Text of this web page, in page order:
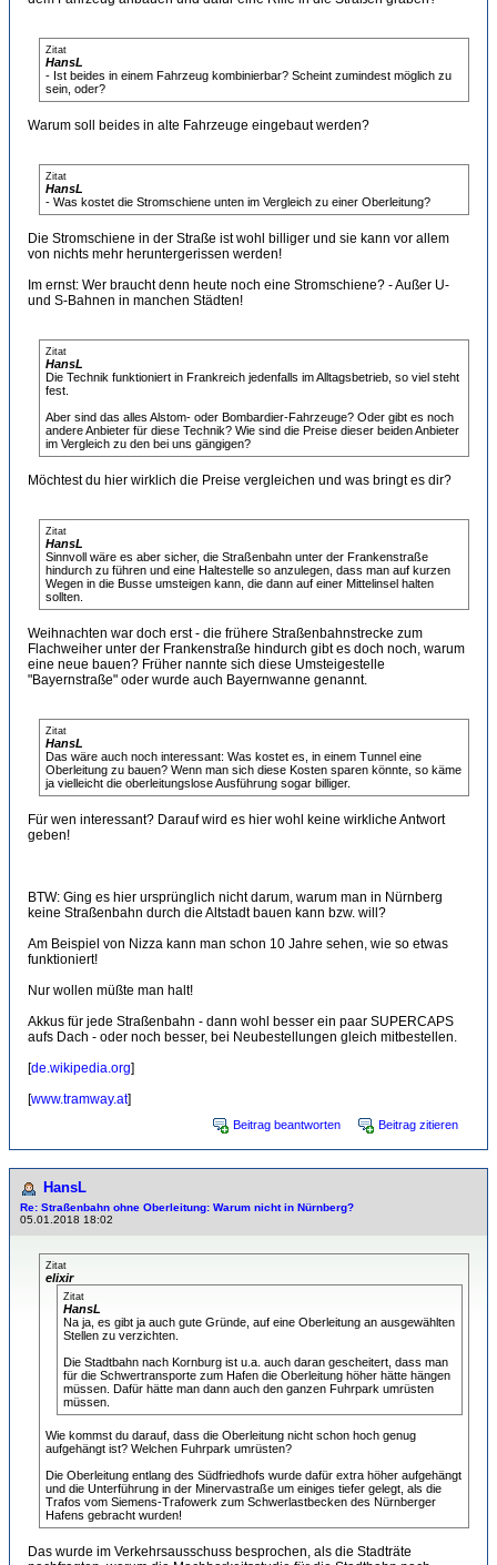
Zitat
HansL
- Ist beides in einem Fahrzeug kombinierbar? Scheint zumindest möglich zu
sein, oder?
Warum soll beides in alte Fahrzeuge eingebaut werden?
Zitat
HansL
- Was kostet die Stromschiene unten im Vergleich zu einer Oberleitung?
Die Stromschiene in der Straße ist wohl billiger und sie kann vor allem
von nichts mehr heruntergerissen werden!
Im ernst: Wer braucht denn heute noch eine Stromschiene? - Außer U-
und S-Bahnen in manchen Städten!
Zitat
HansL
Die Technik funktioniert in Frankreich jedenfalls im Alltagsbetrieb, so viel steht
fest.
Aber sind das alles Alstom- oder Bombardier-Fahrzeuge? Oder gibt es noch
andere Anbieter für diese Technik? Wie sind die Preise dieser beiden Anbieter
im Vergleich zu den bei uns gängigen?
Möchtest du hier wirklich die Preise vergleichen und was bringt es dir?
Zitat
HansL
Sinnvoll wäre es aber sicher, die Straßenbahn unter der Frankenstraße
hindurch zu führen und eine Haltestelle so anzulegen, dass man auf kurzen
Wegen in die Busse umsteigen kann, die dann auf einer Mittelinsel halten
sollten.
Weihnachten war doch erst - die frühere Straßenbahnstrecke zum
Flachweiher unter der Frankenstraße hindurch gibt es doch noch, warum
eine neue bauen? Früher nannte sich diese Umsteigestelle
"Bayernstraße" oder wurde auch Bayernwanne genannt.
Zitat
HansL
Das wäre auch noch interessant: Was kostet es, in einem Tunnel eine
Oberleitung zu bauen? Wenn man sich diese Kosten sparen könnte, so käme
ja vielleicht die oberleitungslose Ausführung sogar billiger.
Für wen interessant? Darauf wird es hier wohl keine wirkliche Antwort
geben!
BTW: Ging es hier ursprünglich nicht darum, warum man in Nürnberg
keine Straßenbahn durch die Altstadt bauen kann bzw. will?
Am Beispiel von Nizza kann man schon 10 Jahre sehen, wie so etwas
funktioniert!
Nur wollen müßte man halt!
Akkus für jede Straßenbahn - dann wohl besser ein paar SUPERCAPS
aufs Dach - oder noch besser, bei Neubestellungen gleich mitbestellen.
[de.wikipedia.org]
[www.tramway.at]
Beitrag beantworten Beitrag zitieren
HansL
Re: Straßenbahn ohne Oberleitung: Warum nicht in Nürnberg?
05.01.2018 18:02
Zitat
elixir
Zitat
HansL
Na ja, es gibt ja auch gute Gründe, auf eine Oberleitung an ausgewählten
Stellen zu verzichten.
Die Stadtbahn nach Kornburg ist u.a. auch daran gescheitert, dass man
für die Schwertransporte zum Hafen die Oberleitung höher hätte hängen
müssen. Dafür hätte man dann auch den ganzen Fuhrpark umrüsten
müssen.
Wie kommst du darauf, dass die Oberleitung nicht schon hoch genug
aufgehängt ist? Welchen Fuhrpark umrüsten?
Die Oberleitung entlang des Südfriedhofs wurde dafür extra höher aufgehängt
und die Unterführung in der Minervastraße um einiges tiefer gelegt, als die
Trafos vom Siemens-Trafowerk zum Schwerlastbecken des Nürnberger
Hafens gebracht wurden!
Das wurde im Verkehrsausschuss besprochen, als die Stadträte